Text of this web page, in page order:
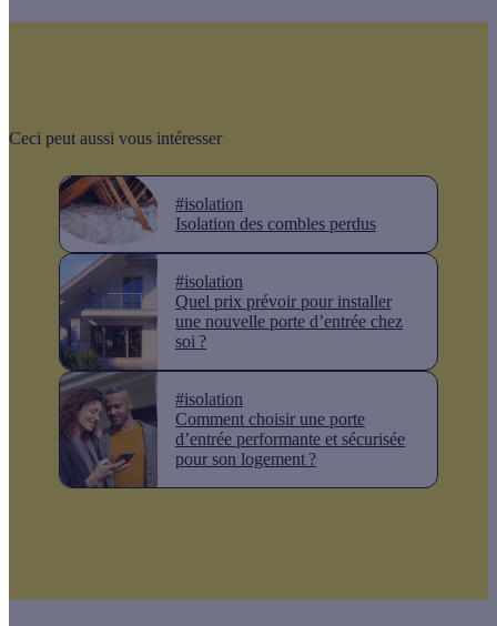
Ceci peut aussi vous intéresser
#isolation
Isolation des combles perdus
#isolation
Quel prix prévoir pour installer
une nouvelle porte d’entrée chez
soi ?
#isolation
Comment choisir une porte
d’entrée performante et sécurisée
pour son logement ?